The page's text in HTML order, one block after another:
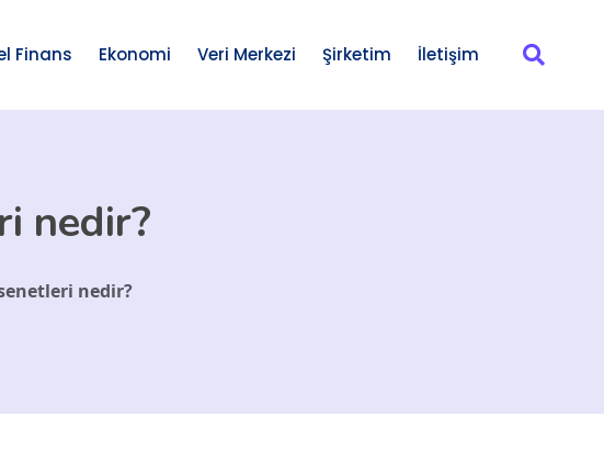
Finans Ekonomi Veri Merkezi Şirketim İletişim
nedir?
nedir?